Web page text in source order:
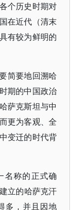
个历史时期对
在近代（清末
有较为鲜明的
简要地回溯哈
期的中国政治
萨克斯坦与中
更为客观、全
变迁的时代背
名称的正式确
立的哈萨克汗
多，并且因地